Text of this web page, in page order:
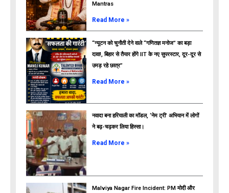
ads
Mantras
Read More »
“न्यूटन को चुनौती देने वाले “गणितज्ञ मनोज” का बड़ा
दावा!, बिहार से तैयार होंगे IIT के नए सुपरस्टार, दूर-दूर से
उमड़ रहे छात्र”
Read More »
नवादा बना हरियाली का मॉडल, ‘नेम ट्री’ अभियान में लोगों
ने बढ़-चढ़कर लिया हिस्सा।
Read More »
Malviya Nagar Fire Incident: PM मोदी और